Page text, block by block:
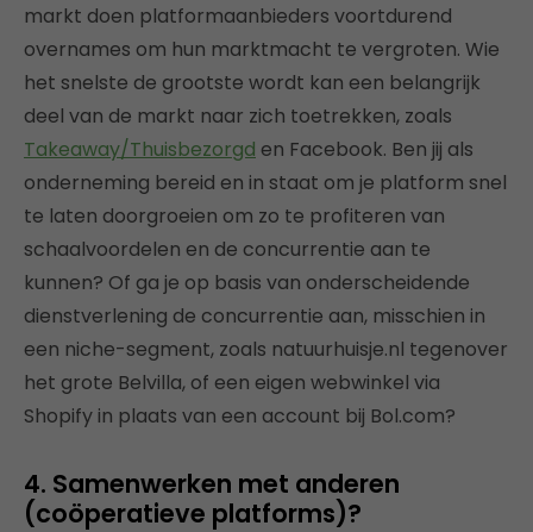
markt doen platformaanbieders voortdurend
overnames om hun marktmacht te vergroten. Wie
het snelste de grootste wordt kan een belangrijk
deel van de markt naar zich toetrekken, zoals
Takeaway/Thuisbezorgd en Facebook. Ben jij als
onderneming bereid en in staat om je platform snel
te laten doorgroeien om zo te profiteren van
schaalvoordelen en de concurrentie aan te
kunnen? Of ga je op basis van onderscheidende
dienstverlening de concurrentie aan, misschien in
een niche-segment, zoals natuurhuisje.nl tegenover
het grote Belvilla, of een eigen webwinkel via
Shopify in plaats van een account bij Bol.com?
4. Samenwerken met anderen
(coöperatieve platforms)?